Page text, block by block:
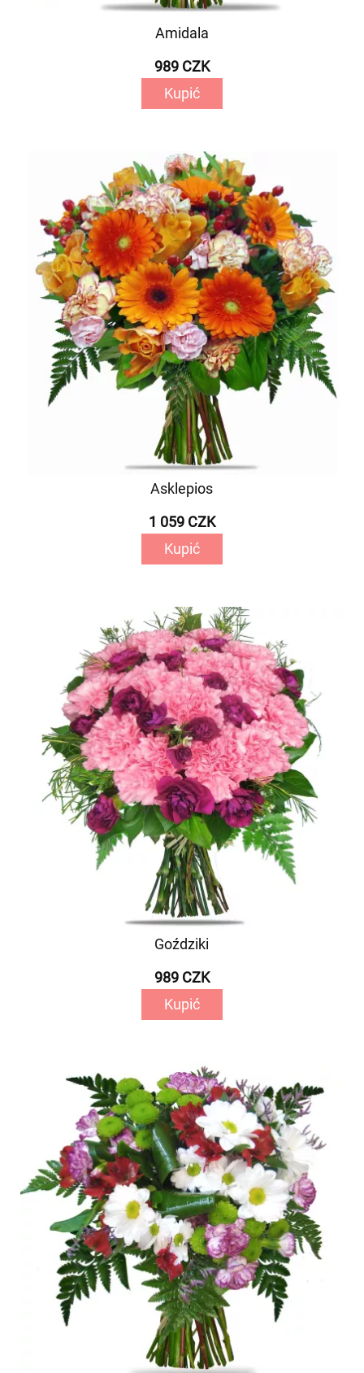
Amidala
989 CZK
Kupić
Asklepios
1 059 CZK
Kupić
Goździki
989 CZK
Kupić